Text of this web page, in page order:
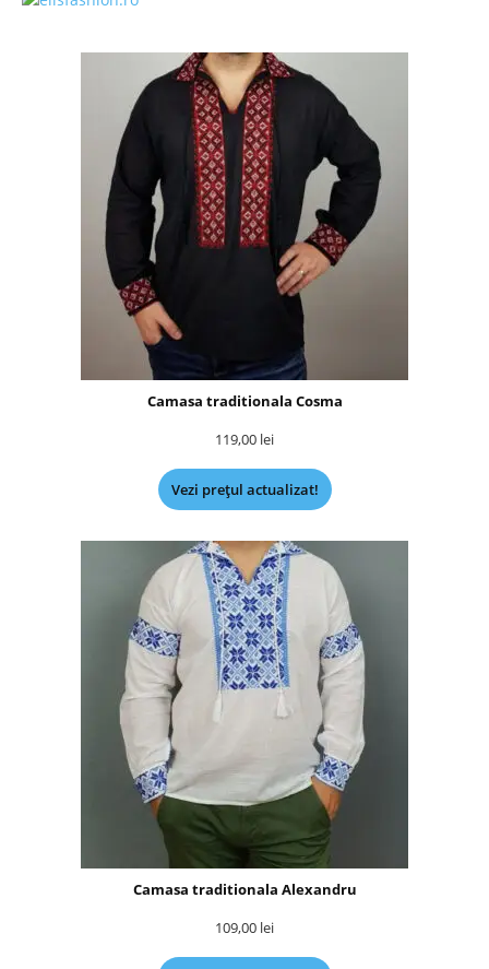
Camasa traditionala Cosma
119,00 lei
Vezi prețul actualizat!
Camasa traditionala Alexandru
109,00 lei